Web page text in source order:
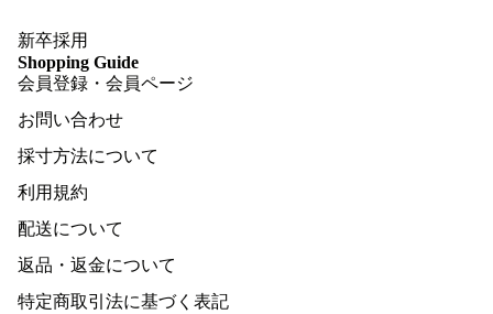
新卒採用
Shopping Guide
会員登録・会員ページ
お問い合わせ
採寸方法について
利用規約
配送について
返品・返金について
特定商取引法に基づく表記